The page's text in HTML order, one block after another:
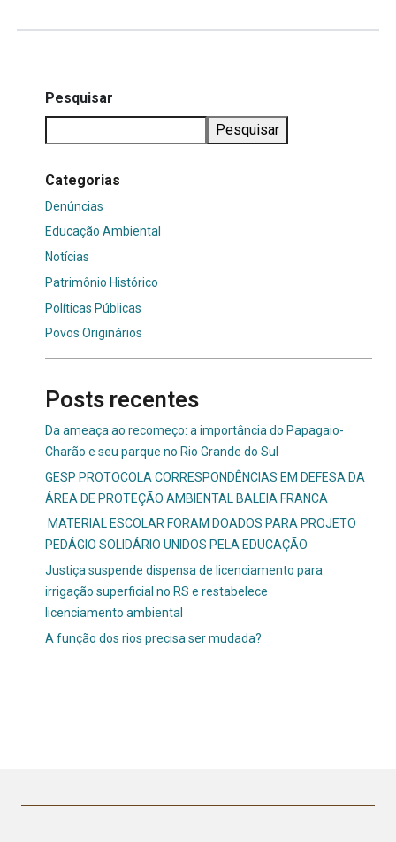
Pesquisar
Pesquisar
Categorias
Denúncias
Educação Ambiental
Notícias
Patrimônio Histórico
Políticas Públicas
Povos Originários
Posts recentes
Da ameaça ao recomeço: a importância do Papagaio-
Charão e seu parque no Rio Grande do Sul
GESP PROTOCOLA CORRESPONDÊNCIAS EM DEFESA DA
ÁREA DE PROTEÇÃO AMBIENTAL BALEIA FRANCA
MATERIAL ESCOLAR FORAM DOADOS PARA PROJETO
PEDÁGIO SOLIDÁRIO UNIDOS PELA EDUCAÇÃO
Justiça suspende dispensa de licenciamento para
irrigação superficial no RS e restabelece
licenciamento ambiental
A função dos rios precisa ser mudada?